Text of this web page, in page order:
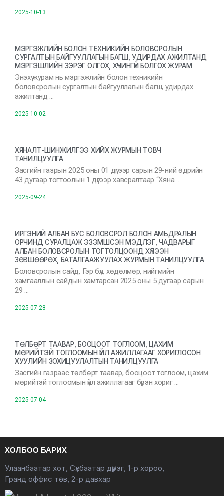
2025-10-13
МЭРГЭЖЛИЙН БОЛОН ТЕХНИКИЙН БОЛОВСРОЛЫН
СУРГАЛТЫН БАЙГУУЛЛАГЫН БАГШ, УДИРДАХ АЖИЛТАНД
МЭРГЭШЛИЙН ЗЭРЭГ ОЛГОХ, ХҮЧИНГҮЙ БОЛГОХ ЖУРАМ
Энэхүү журам нь мэргэжлийн болон техникийн
боловсролын сургалтын байгууллагын багш, удирдах
ажилтанд …
2025-10-02
ХЯНАЛТ-ШИНЖИЛГЭЭ ХИЙХ ЖУРМЫН ТОВЧ
ТАНИЛЦУУЛГА
Засгийн газрын 2025 оны 01 дүгээр сарын 29-ний өдрийн
43 дугаар тогтоолын 1 дүгээр хавсралтаар “Хяна …
2025-09-24
ИРГЭНИЙ АЛБАН БУС БОЛОВСРОЛ БОЛОН АМЬДРАЛЫН
ОРЧИНД СУРАЛЦАЖ ЭЗЭМШСЭН МЭДЛЭГ, ЧАДВАРЫГ
АЛБАН БОЛОВСРОЛЫН ТОГТОЛЦООНД ХҮЛЭЭН
ЗӨВШӨӨРӨХ, БАТАЛГААЖУУЛАХ ЖУРМЫН ТАНИЛЦУУЛГА
Боловсролын сайд, Гэр бүл, хөдөлмөр, нийгмийн
хамгааллын сайдын хамтарсан 2025 оны 5 дугаар сарын
29 …
2025-07-28
ТӨЛБӨРТ ТААВАР, БООЦООТ ТОГЛООМ, ЦАХИМ
МӨРИЙТЭЙ ТОГЛООМЫН ҮЙЛ АЖИЛЛАГААГ ХОРИГЛОСОН
ХУУЛИЙН ЗОХИЦУУЛАЛТЫН ТАНИЛЦУУЛГА
Засгийн газраас төлбөрт таавар, бооцоот тоглоом, цахим
мөрийтэй тоглоомын үйл ажиллагааг бүрэн хориг …
2025-07-04
ХОЛБОО БАРИХ
Улаанбаатар хот, Сүхбаатар дүүрэг, 1-р хороо,
Гранд оффис төв, 2-р давхар